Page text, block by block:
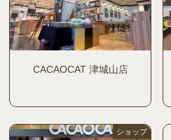
CACAOCAT 津城山店
ショップ